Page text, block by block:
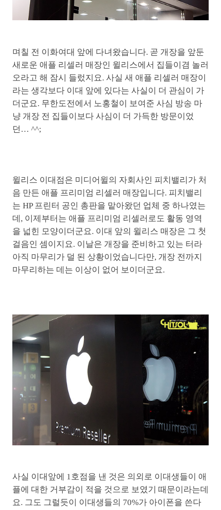
며칠 전 이화여대 앞에 다녀왔습니다. 곧 개장을 앞둔
새로운 애플 리셀러 매장인 윌리스에서 집들이겸 놀러
오라고 해 잠시 들렀지요. 사실 새 애플 리셀러 매장이
라는 생각보다 이대 앞에 있다는 사실이 더 관심이 가
더군요. 무한도전에서 노홍철이 보여준 사심 방송 마
냥 개장 전 집들이보다 사심이 더 가득한 방문이었
던… ^^;
윌리스 이대점은 미디어윌의 자회사인 피치밸리가 처
음 만든 애플 프리미엄 리셀러 매장입니다. 피치밸리
는 HP 프린터 공인 총판을 맡아왔던 업체 중 하나였는
데, 이제부터는 애플 프리미엄 리셀러로도 활동 영역
을 넓힌 모양이더군요. 이대 앞의 윌리스 매장은 그 첫
걸음인 셈이지요. 이날은 개장을 준비하고 있는 터라
아직 마무리가 덜 된 상황이었습니다만, 개장 전까지
마무리하는 데는 이상이 없어 보이더군요.
사실 이대앞에 1호점을 낸 것은 의외로 이대생들이 애
플에 대한 거부감이 적을 것으로 보였기 때문이라는데
요. 그도 그럴듯이 이대생들의 70%가 아이폰을 쓴다